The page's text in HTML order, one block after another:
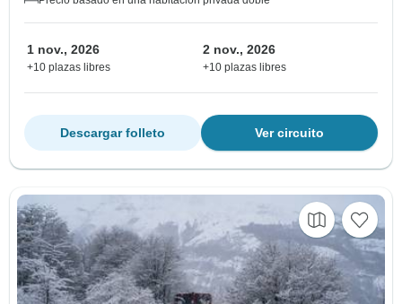
1 nov., 2026
+10 plazas libres
2 nov., 2026
+10 plazas libres
Ver circuito
Descargar folleto